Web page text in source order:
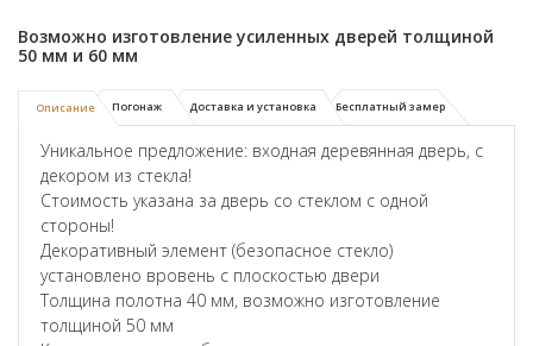
Возможно изготовление усиленных дверей толщиной
50 мм и 60 мм
Описание Погонаж Доставка и установка Бесплатный замер
Уникальное предложение: входная деревянная дверь, с
декором из стекла!
Стоимость указана за дверь со стеклом с одной
стороны!
Декоративный элемент (безопасное стекло)
установлено вровень с плоскостью двери
Толщина полотна 40 мм, возможно изготовление
толщиной 50 мм